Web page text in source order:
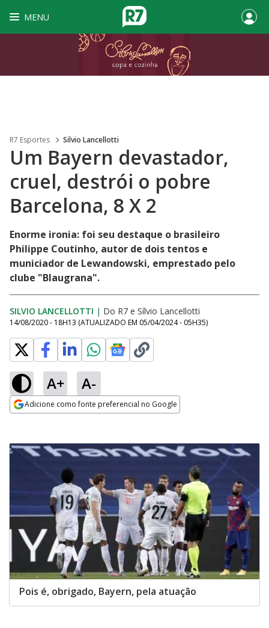
MENU
R7 Esportes Silvio Lancellotti
Um Bayern devastador,
cruel, destrói o pobre
Barcelona, 8 X 2
Enorme ironia: foi seu destaque o brasileiro
Philippe Coutinho, autor de dois tentos e
municiador de Lewandowski, emprestado pelo
clube "Blaugrana".
SILVIO LANCELLOTTI | Do R7 e Sílvio Lancellotti
14/08/2020 - 18H13 (ATUALIZADO EM 05/04/2024 - 05H35)
A+ A-
Adicione como fonte preferencial no Google
Pois é, obrigado, Bayern, pela atuação